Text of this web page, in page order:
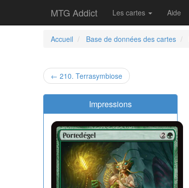
MTG Addict Les cartes Aide
Accueil
Base de données des cartes
← 210. Terrasymbiose
Impressions